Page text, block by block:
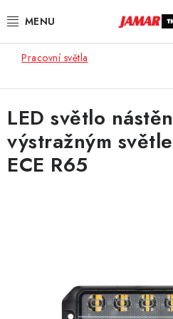
na
STŘEŠNÍ NOSIČE
STŘEŠNÍ BOXY
KOČÁRKY
AUTODOPLŇKY
Pracovní světla
LED světlo
výstražným
ECE R65